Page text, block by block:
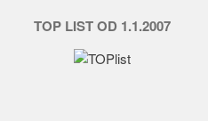
TOP LIST OD 1.1.2007